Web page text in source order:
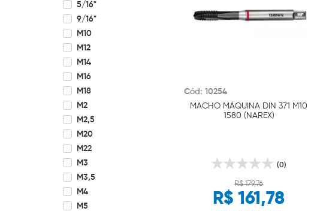
5/16"
9/16"
M10
M12
M14
M16
M18
M2
M2,5
M20
M22
M3
M3,5
M4
M5
Cód: 10254
MACHO MÁQUINA DIN 371 M10
1580 (NAREX)
(0)
R$ 179,76
R$ 161,78